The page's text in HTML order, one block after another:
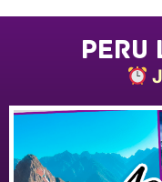
Peru